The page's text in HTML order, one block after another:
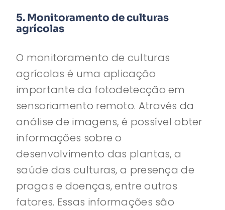
5. Monitoramento de culturas
agrícolas
O monitoramento de culturas
agrícolas é uma aplicação
importante da fotodetecção em
sensoriamento remoto. Através da
análise de imagens, é possível obter
informações sobre o
desenvolvimento das plantas, a
saúde das culturas, a presença de
pragas e doenças, entre outros
fatores. Essas informações são